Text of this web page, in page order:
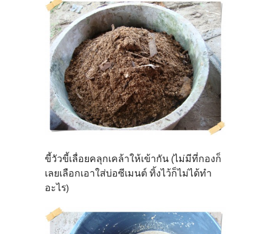
ขี้วัวขี้เลื่อยคลุกเคล้าให้เข้ากัน (ไม่มีที่กองก็
เลยเลือกเอาใส่บ่อซีเมนต์ ทิ้งไว้ก็ไม่ได้ทำ
อะไร)